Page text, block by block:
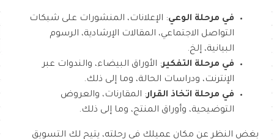
في مرحلة الوعي: الإعلانات، المنشورات على شبكات
التواصل الاجتماعي، المقالات الإرشادية، الرسوم
البيانية، إلخ.
في مرحلة التفكير: الأوراق البيضاء، والندوات عبر
الإنترنت، ودراسات الحالة، وما إلى ذلك.
في مرحلة اتخاذ القرار: المقارنات، والعروض
التوضيحية، وأوراق المنتج، وما إلى ذلك.
بغض النظر عن مكان عميلك في رحلته، يتيح لك التسويق